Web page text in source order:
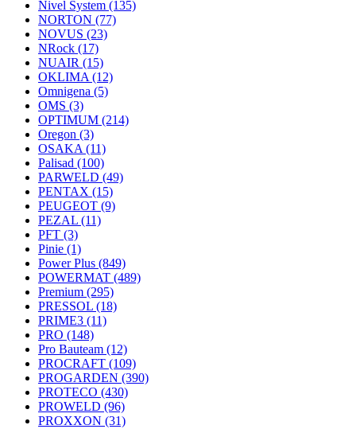
Nivel System (135)
NORTON (77)
NOVUS (23)
NRock (17)
NUAIR (15)
OKLIMA (12)
Omnigena (5)
OMS (3)
OPTIMUM (214)
Oregon (3)
OSAKA (11)
Palisad (100)
PARWELD (49)
PENTAX (15)
PEUGEOT (9)
PEZAL (11)
PFT (3)
Pinie (1)
Power Plus (849)
POWERMAT (489)
Premium (295)
PRESSOL (18)
PRIME3 (11)
PRO (148)
Pro Bauteam (12)
PROCRAFT (109)
PROGARDEN (390)
PROTECO (430)
PROWELD (96)
PROXXON (31)